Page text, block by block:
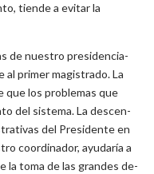
tiende a evitar la
de nuestro presidencia­
primer magistrado. La
que los problemas que
del sistema. La descen­
del Presidente en
coordinador, ayudaría a
la toma de las grandes de­